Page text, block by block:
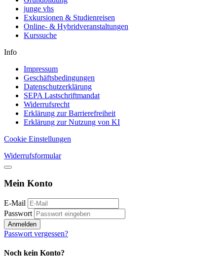
junge vhs
Exkursionen & Studienreisen
Online- & Hybridveranstaltungen
Kurssuche
Info
Impressum
Geschäftsbedingungen
Datenschutzerklärung
SEPA Lastschriftmandat
Widerrufsrecht
Erklärung zur Barrierefreiheit
Erklärung zur Nutzung von KI
Cookie Einstellungen
Widerrufsformular
Mein Konto
E-Mail
Passwort
Anmelden
Passwort vergessen?
Noch kein Konto?